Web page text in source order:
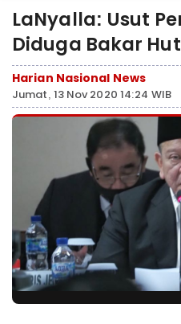
LaNyalla: Usut
Diduga Bakar
Harian Nasional News
Jumat, 13 Nov 2020 14:24 WIB